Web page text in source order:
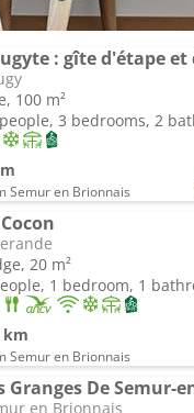
: gîte d'étape et
100 m²
3 bedrooms, 2
Semur en Brionnais
20 m²
1 bedroom, 1
km
Semur en Brionnais
Granges De
en Brionnais